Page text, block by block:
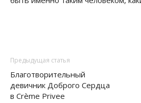
Предыдущая статья
Благотворительный
девичник Доброго Сердца
в Crème Privee